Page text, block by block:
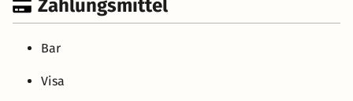
Zahlungsmittel
Bar
Visa